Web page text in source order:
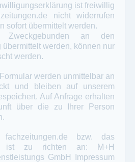
ist freiwillig
nicht widerrufen
sofort übermittelt werden.
an den
übermittelt werden, können nur
werden.
werden unmittelbar an
und bleiben auf unserem
Auf Anfrage erhalten
über die zu Ihrer Person
bzw. das
ist zu richten an: M+H
GmbH
Impressum